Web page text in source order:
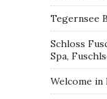
Tegernsee
Schloss
Spa,
Welcome